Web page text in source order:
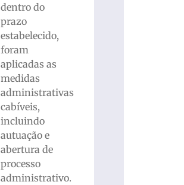
dentro do
prazo
estabelecido,
foram
aplicadas as
medidas
administrativas
cabíveis,
incluindo
autuação e
abertura de
processo
administrativo.